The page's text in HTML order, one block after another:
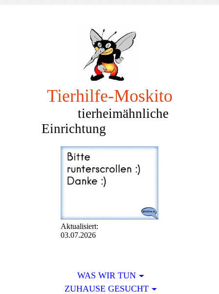
Tierhilfe-Moskito
tierheimähnliche
Einrichtung
Aktualisiert:
03.07.2026
WAS WIR TUN
ZUHAUSE GESUCHT